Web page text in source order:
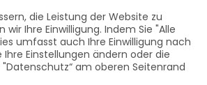
aus
seit 1990 Startseite
UNTERNEHMEN
die Leistung der Website zu
Ihre Einwilligung. Indem Sie "Alle
umfasst auch Ihre Einwilligung nach
Einstellungen ändern oder die
am oberen Seitenrand